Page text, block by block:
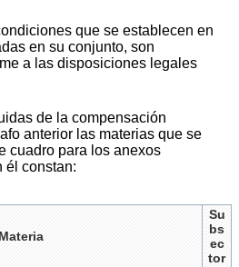
que se establecen en
en su conjunto, son
a las disposiciones legales
de la compensación
anterior las materias que se
cuadro para los anexos
él constan:
Su
bs
ec
tor